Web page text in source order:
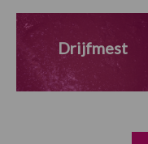
Drijfmest